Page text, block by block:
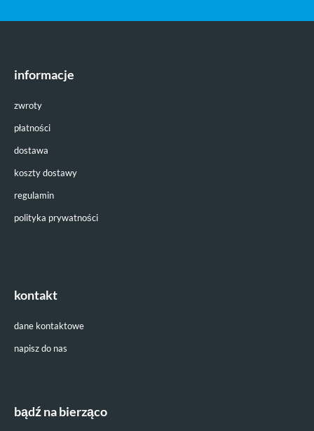
informacje
zwroty
płatności
dostawa
koszty dostawy
regulamin
polityka prywatności
kontakt
dane kontaktowe
napisz do nas
bądź na bierząco